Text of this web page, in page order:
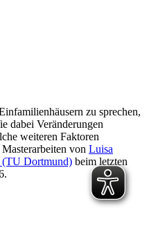
zu sprechen,
dabei Veränderungen
weiteren Faktoren
von Luisa
(TU Dortmund) beim letzten